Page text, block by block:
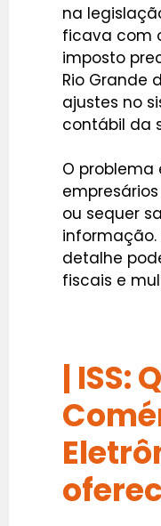
na
ficava com
imposto
Rio Grande
ajustes no
contábil da
O problema
ou sequer
informação.
detalhe
fiscais e
| ISS: